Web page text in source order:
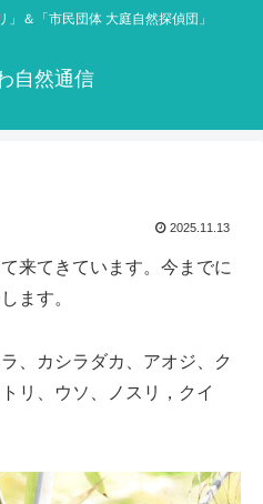
」＆「市民団体 大庭自然探偵団」
自然通信
2025.11.13
来てきています。今までに
ます。
、カシラダカ、アオジ、ク
リ、ウソ、ノスリ，クイ